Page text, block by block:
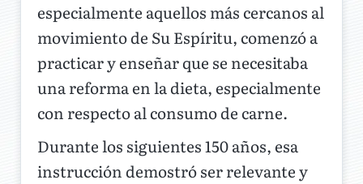
especialmente aquellos más cercanos al
movimiento de Su Espíritu, comenzó a
practicar y enseñar que se necesitaba
una reforma en la dieta, especialmente
con respecto al consumo de carne.
Durante los siguientes 150 años, esa
instrucción demostró ser relevante y